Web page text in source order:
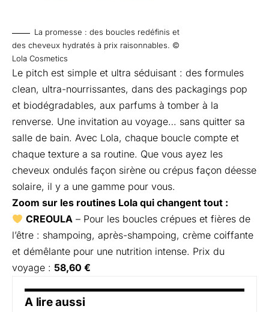
La promesse : des boucles redéfinis et
des cheveux hydratés à prix raisonnables. ©
Lola Cosmetics
Le pitch est simple et ultra séduisant : des formules
clean, ultra-nourrissantes, dans des packagings pop
et biodégradables, aux parfums à tomber à la
renverse. Une invitation au voyage… sans quitter sa
salle de bain. Avec Lola, chaque boucle compte et
chaque texture a sa routine. Que vous ayez les
cheveux ondulés façon sirène ou crépus façon déesse
solaire, il y a une gamme pour vous.
Zoom sur les routines Lola qui changent tout :
CREOULA – Pour les boucles crépues et fières de
l’être : shampoing, après-shampoing, crème coiffante
et démêlante pour une nutrition intense. Prix du
voyage : 58,60 €
A lire aussi